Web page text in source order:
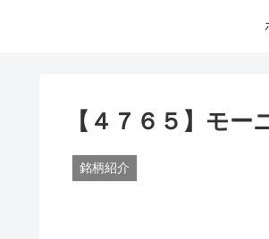
【４７６５】モ
銘柄紹介